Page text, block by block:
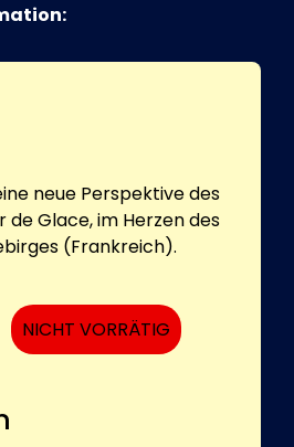
neue Perspektive des
de Glace, im Herzen des
(Frankreich).
NICHT VORRÄTIG